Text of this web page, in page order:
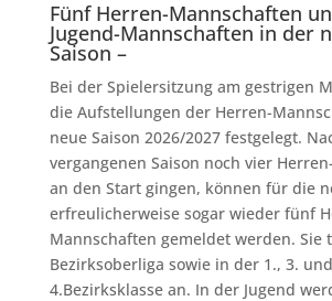
Fünf Herren-Mannschaften
Jugend-Mannschaften in der
Saison –
Bei der Spielersitzung am gestrigen
die Aufstellungen der Herren-
neue Saison 2026/2027 festgelegt.
vergangenen Saison noch vier
an den Start gingen, können für die
erfreulicherweise sogar wieder fünf
Mannschaften gemeldet werden. Sie
Bezirksoberliga sowie in der 1., 3. und
4.Bezirksklasse an. In der Jugend